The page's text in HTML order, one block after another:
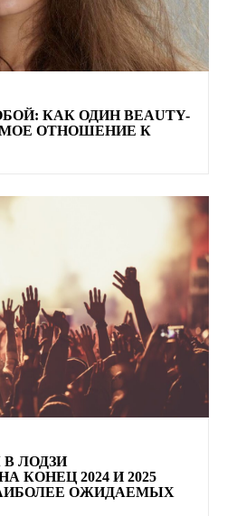
КАК ОДИН BEAUTY-
ОТНОШЕНИЕ К
ЛОДЗИ
КОНЕЦ 2024 И 2025
ОЖИДАЕМЫХ